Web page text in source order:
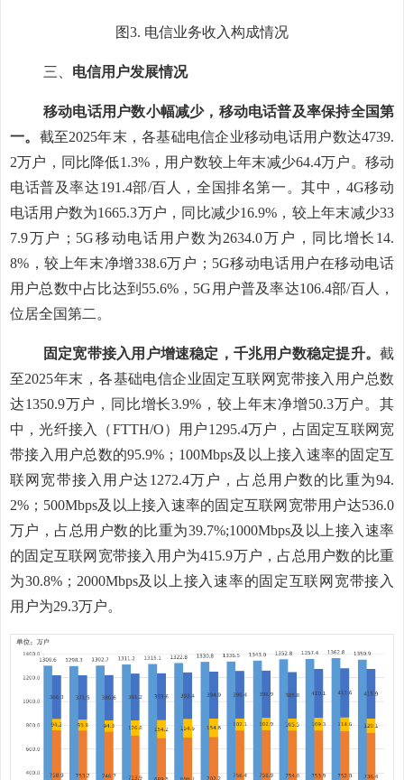
图3. 电信业务收入构成情况
三、 电信用户发展情况
移动电话用户数小幅减少，移动电话普及率保持全国第
一。 截至2025年末 ，各基础电信企业移动电话用户数达4739.
2万户， 同比降低1.3%，用户数较上年末减少64.4万户。移动
电话普及率达191.4部/百人，全国排名第一。其中 ， 4G移动
电话用户数为1665.3万户，同比减少16.9% ， 较上年末减少33
7.9万户； 5G移动电话 用户数为2634.0万户，同比增长 14.
8% ，较 上年末净增338.6万户； 5G移动电话用户在移动电话
用户总数中占比达到 55.6%， 5G 用户普及率达106.4部/百人，
位居全国第二 。
固定宽带接入用户增速稳定 ，千兆用户数稳定提升。截
至2025年末 ，各基础电信企业固定互联网宽带接入用户总数
达1350.9万户， 同比增长3.9% ， 较 上年末净增50.3万户。其
中，光纤接入（FTTH/O）用户1295.4万户，占固定互联网宽
带接入用户总数的95.9% ； 100Mbps及以上接入速率的固定互
联网宽带接入用户达 1272.4万户，占总用户数的 比重为94.
2% ； 500Mbps及以上接入速率的固定互联网宽带用户达536.0
万户，占总用户数的比重为39.7%;1000Mbps及以上接入速率
的固定互联网宽带接入用户为415.9万户，占总用户数的比重
为30.8%； 2000Mbps及以上接入速率的固定互联网宽带接入
用户为29.3万户。